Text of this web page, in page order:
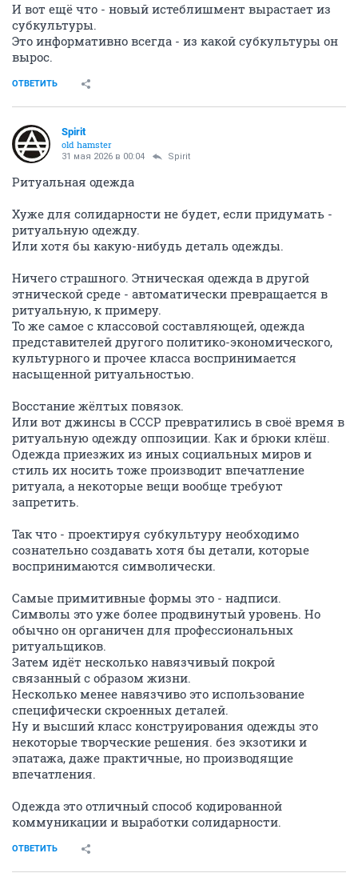
И вот ещё что - новый истеблишмент вырастает из
субкультуры.
Это информативно всегда - из какой субкультуры он
вырос.
ОТВЕТИТЬ
Spirit
old hamster
31 мая 2026 в 00:04 Spirit
Ритуальная одежда
Хуже для солидарности не будет, если придумать -
ритуальную одежду.
Или хотя бы какую-нибудь деталь одежды.
Ничего страшного. Этническая одежда в другой
этнической среде - автоматически превращается в
ритуальную, к примеру.
То же самое с классовой составляющей, одежда
представителей другого политико-экономического,
культурного и прочее класса воспринимается
насыщенной ритуальностью.
Восстание жёлтых повязок.
Или вот джинсы в СССР превратились в своё время в
ритуальную одежду оппозиции. Как и брюки клёш.
Одежда приезжих из иных социальных миров и
стиль их носить тоже производит впечатление
ритуала, а некоторые вещи вообще требуют
запретить.
Так что - проектируя субкультуру необходимо
сознательно создавать хотя бы детали, которые
воспринимаются символически.
Самые примитивные формы это - надписи.
Символы это уже более продвинутый уровень. Но
обычно он органичен для профессиональных
ритуальщиков.
Затем идёт несколько навязчивый покрой
связанный с образом жизни.
Несколько менее навязчиво это использование
специфически скроенных деталей.
Ну и высший класс конструирования одежды это
некоторые творческие решения. без экзотики и
эпатажа, даже практичные, но производящие
впечатления.
Одежда это отличный способ кодированной
коммуникации и выработки солидарности.
ОТВЕТИТЬ